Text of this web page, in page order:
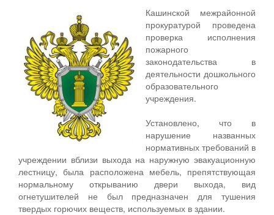
Кашинской межрайонной
прокуратурой проведена
проверка исполнения
пожарного
законодательства в
деятельности дошкольного
образовательного
учреждения.
Установлено, что в
нарушение названных
нормативных требований в
учреждении вблизи выхода на наружную эвакуационную
лестницу, была расположена мебель, препятствующая
нормальному открыванию двери выхода, вид
огнетушителей не был предназначен для тушения
твердых горючих веществ, используемых в здании.